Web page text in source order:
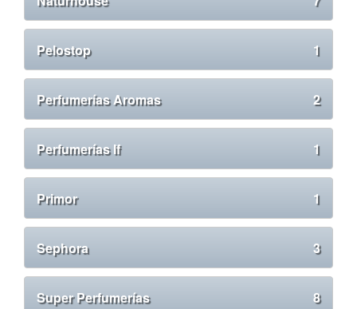
Pelostop 1
Perfumerías Aromas 2
Perfumerías If 1
Primor 1
Sephora 3
Super Perfumerías 8